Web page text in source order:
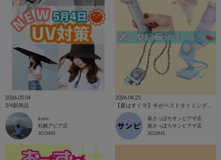
2026.05.04
5/4新商品
kuro
札幌アピア店
3COINS
2026.04.25
【夏はすぐ🌞】今がベストタイミングです‼️
新さっぽろサンピアザ店
新さっぽろサンピアザ店
3COINS